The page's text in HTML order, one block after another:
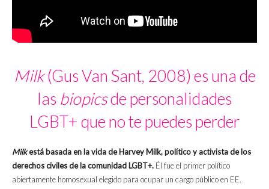
Milk(Gus Van Sant, 2008) es una de
las biopicsde personalidades
LGBT+ que no te puedes perder
Milkestá basada en la vida de Harvey Milk, político y activista de los
derechos civiles de la comunidad LGBT+. Él fue el primer político
abiertamente homosexual elegido para ocupar un cargo público en EE.